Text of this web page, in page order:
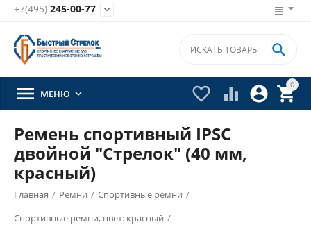
+7(495) 245-00-77 
0


 

 МЕНЮ 
Ремень спортивный IPSC
двойной "Стрелок" (40 мм,
красный)
Главная / Ремни / Спортивные ремни /
Спортивные ремни, цвет: красный /